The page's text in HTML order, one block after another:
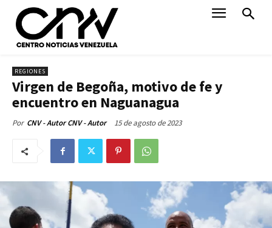
REGIONES
Virgen de Begoña, motivo de fe y
encuentro en Naguanagua
Por CNV - Autor CNV - Autor 15 de agosto de 2023